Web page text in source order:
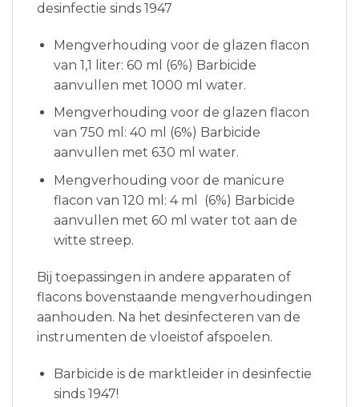
desinfectie sinds 1947
Mengverhouding voor de glazen flacon
van 1,1 liter: 60 ml (6%) Barbicide
aanvullen met 1000 ml water.
Mengverhouding voor de glazen flacon
van 750 ml: 40 ml (6%) Barbicide
aanvullen met 630 ml water.
Mengverhouding voor de manicure
flacon van 120 ml: 4 ml (6%) Barbicide
aanvullen met 60 ml water tot aan de
witte streep.
Bij toepassingen in andere apparaten of
flacons bovenstaande mengverhoudingen
aanhouden. Na het desinfecteren van de
instrumenten de vloeistof afspoelen.
Barbicide is de marktleider in desinfectie
sinds 1947!